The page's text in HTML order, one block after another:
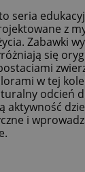
seria
z
Zabawki
się
w tej
odcień
aktywność
i